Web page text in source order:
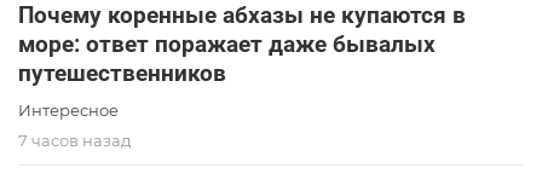
Почему коренные абхазы не купаются в
море: ответ поражает даже бывалых
путешественников
Интересное
7 часов назад